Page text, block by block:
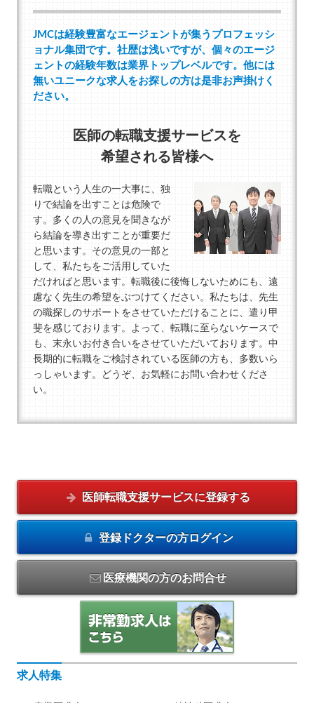
JMCは経験豊富なエージェントが集うプロフェッシ
ョナル集団です。社歴は浅いですが、個々のエージ
ェントの経験年数は業界トップレベルです。他には
無いユニークな求人をお探しの方は是非お声掛けく
ださい。
医師の転職支援サービスを
希望される皆様へ
転職という人生の一大事に、独
りで結論を出すことは危険で
す。多くの人の意見を聞きなが
ら結論を導き出すことが重要だ
と思います。その意見の一部と
して、私たちをご活用していた
だければと思います。転職後に後悔しないためにも、遠
慮なく先生の希望をぶつけてください。私たちは、先生
の職探しのサポートをさせていただけることに、遣り甲
斐を感じております。よって、転職に至らないケースで
も、末永いお付き合いをさせていただいております。中
長期的に転職をご検討されている医師の方も、多数いら
っしゃいます。どうぞ、お気軽にお問い合わせくださ
い。
医師転職支援サービスに登録する
登録ドクターの方ログイン
医療機関の方のお問合せ
求人特集